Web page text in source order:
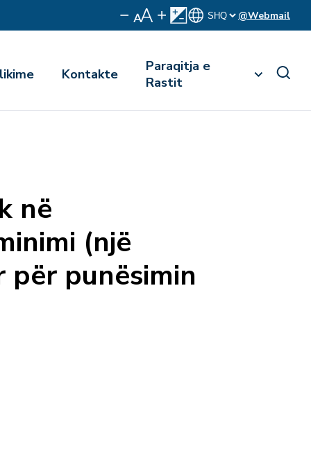
@Webmail
Kontakte
Paraqitja e
Rastit
në
(një
për punësimin